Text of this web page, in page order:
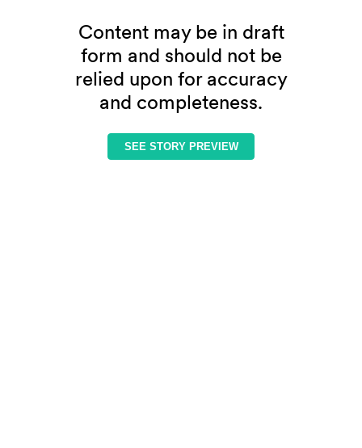
Content may be in draft
form and should not be
relied upon for accuracy
and completeness.
SEE STORY PREVIEW